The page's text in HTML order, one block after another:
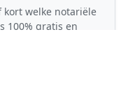
welke notariële
100% gratis en